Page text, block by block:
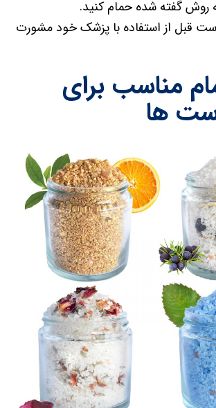
روش گفته شده حمام کنید.
است قبل از استفاده با پزشک خود مشورت
مناسب برای
ها